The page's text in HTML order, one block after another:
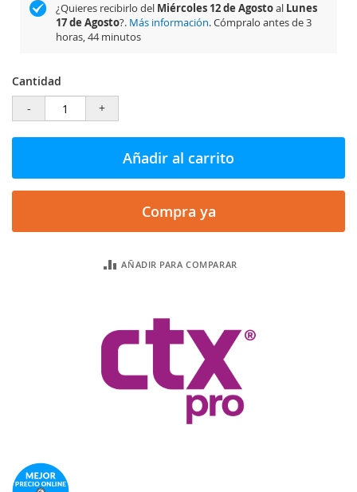
¿Quieres recibirlo del Miércoles 12 de Agostoal Lunes
17 de Agosto?. Más información. Cómpralo antes de3
horas, 44 minutos
Cantidad
-
+
Añadir al carrito
Compra ya
AÑADIR PARA COMPARAR